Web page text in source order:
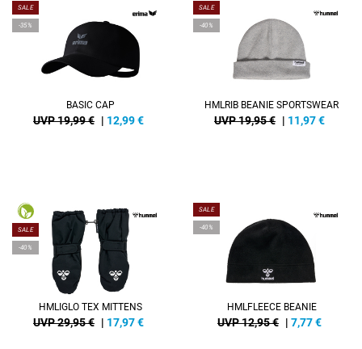
SALE
-35%
BASIC CAP
UVP 19,99 € | 12,99€
SALE
-40%
HMLRIB BEANIE SPORTSWEAR
UVP 19,95 € | 11,97€
SALE
-40%
HMLIGLO TEX MITTENS
UVP 29,95 € | 17,97€
SALE
-40%
HMLFLEECE BEANIE
UVP 12,95 € | 7,77€